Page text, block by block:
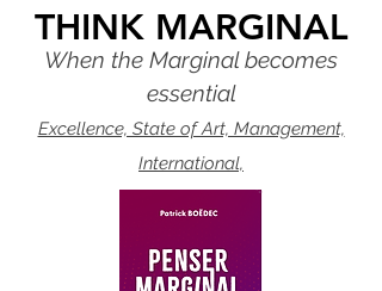
THINK MARGINAL
When the Marginal becomes
essential
Excellence, State of Art, Management,
International,